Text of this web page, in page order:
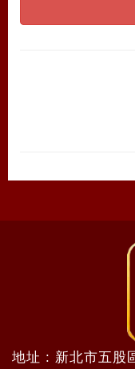
地址 : 新北市五股